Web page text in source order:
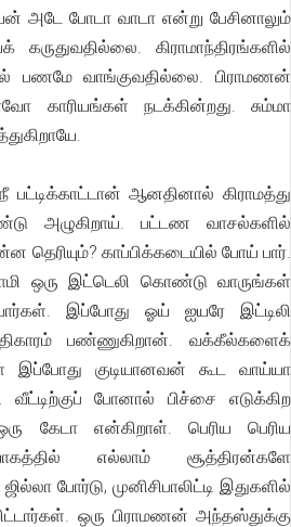
அடே போடா வாடா என்று பேசினாலும்
கிராமாந்திரங்களில்
பணமே வாங்குவதில்லை. பிராமணன்
காரியங்கள் நடக்கின்றது. சும்மா
ஆனதினால் கிராமத்து
அழுகிறாய். பட்டண வாசல்களில்
தெரியும்? காப்பிக்கடையில் போய் பார்.
ஒரு இட்டெலி கொண்டு வாருங்கள்
இப்போது ஓய் ஐயரே இட்டிலி
பண்ணுகிறான். வக்கீல்களைக்
இப்போது குடியானவன் கூட வாய்யா
போனால் பிச்சை எடுக்கிற
ஒரு கேடா என்கிறாள். பெரிய பெரிய
எல்லாம் சூத்திரன்களே
போர்டு, முனிசிபாலிட்டி இதுகளில்
ஒரு பிராமணன் அந்தஸ்துக்கு